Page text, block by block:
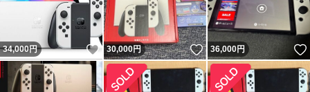
34,000円 いいね！
30,000円 いいね！
36,000円